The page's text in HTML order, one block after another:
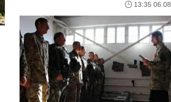
13:35 06.08